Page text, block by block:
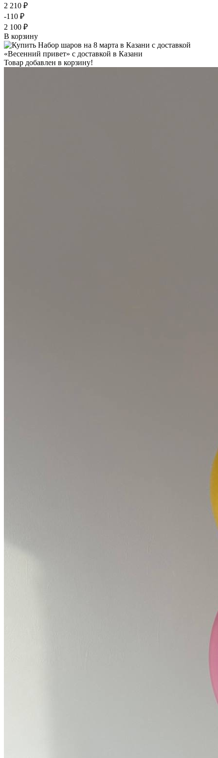
2 210 ₽
-110 ₽
2 100 ₽
В корзину
Товар добавлен в корзину!